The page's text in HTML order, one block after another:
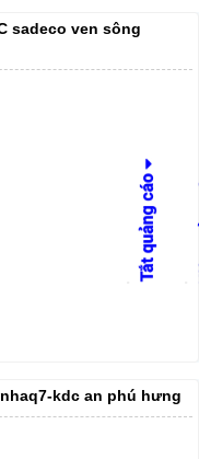
sadeco ven sông
kdc an phú hưng